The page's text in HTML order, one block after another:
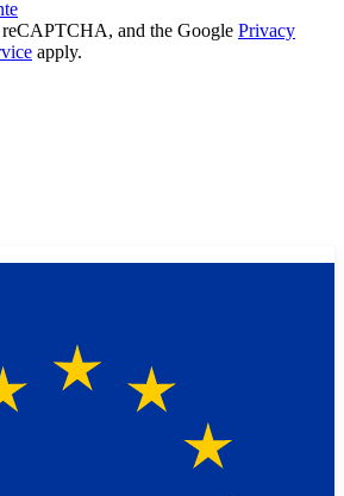
and the Google Privacy
apply.